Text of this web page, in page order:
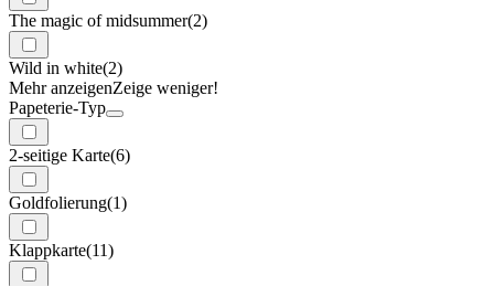
The magic of midsummer(2)
Wild in white(2)
Mehr anzeigenZeige weniger!
Papeterie-Typ
2-seitige Karte(6)
Goldfolierung(1)
Klappkarte(11)